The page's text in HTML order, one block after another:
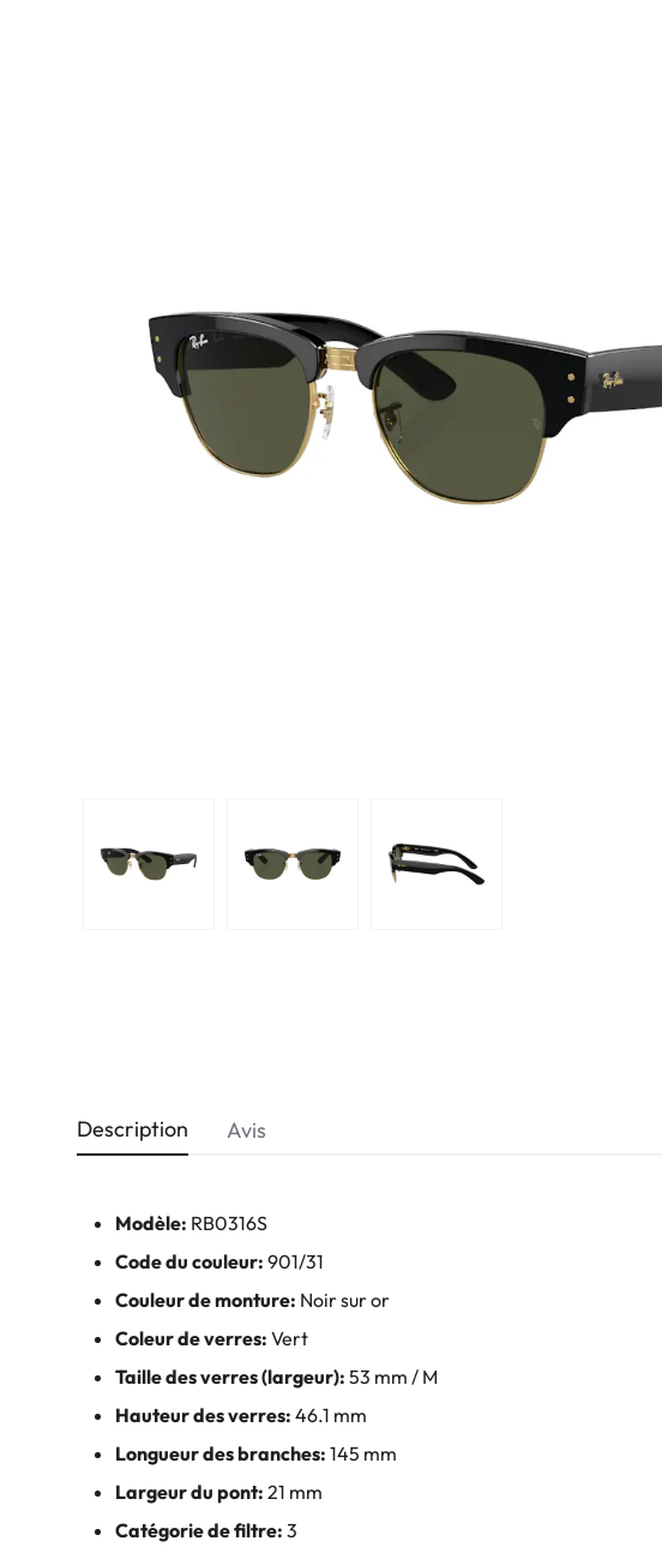
Clariti
Proclear
Description
Modèle: RB0316S
Code du couleur: 901/31
Couleur de monture: Noir sur or
Coleur de verres: Vert
Taille des verres (largeur): 53 mm / M
Hauteur des verres: 46.1 mm
Longueur des branches: 145 mm
Largeur du pont: 21 mm
Catégorie de filtre: 3
Avis